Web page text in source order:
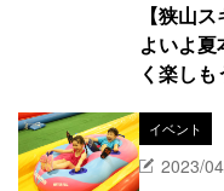
【狭山
よいよ
く楽しも
イベント
2023/